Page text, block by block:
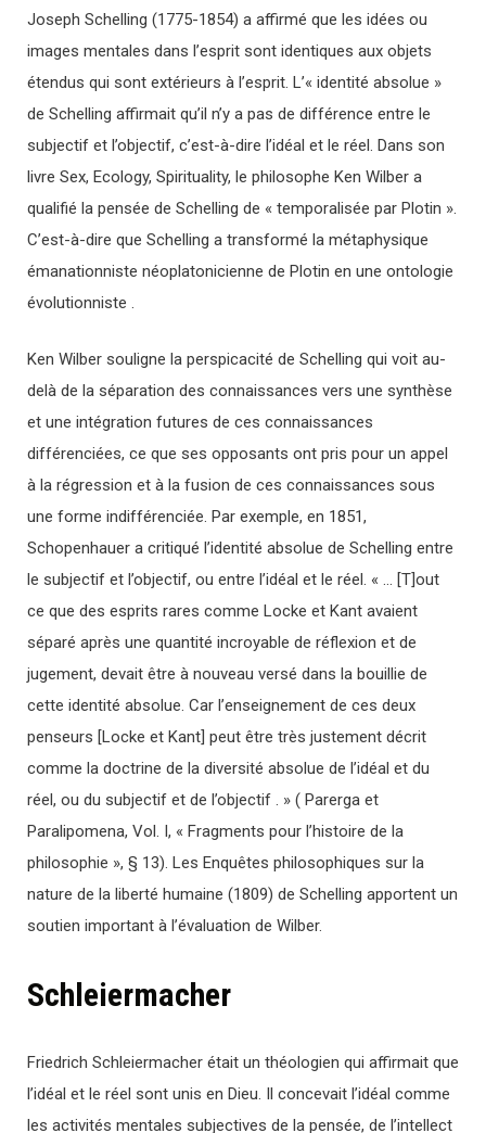
Joseph Schelling (1775-1854) a affirmé que les idées ou
images mentales dans l’esprit sont identiques aux objets
étendus qui sont extérieurs à l’esprit. L’« identité absolue »
de Schelling affirmait qu’il n’y a pas de différence entre le
subjectif et l’objectif, c’est-à-dire l’idéal et le réel. Dans son
livre Sex, Ecology, Spirituality, le philosophe Ken Wilber a
qualifié la pensée de Schelling de « temporalisée par Plotin ».
C’est-à-dire que Schelling a transformé la métaphysique
émanationniste néoplatonicienne de Plotin en une ontologie
évolutionniste .
Ken Wilber souligne la perspicacité de Schelling qui voit au-
delà de la séparation des connaissances vers une synthèse
et une intégration futures de ces connaissances
différenciées, ce que ses opposants ont pris pour un appel
à la régression et à la fusion de ces connaissances sous
une forme indifférenciée. Par exemple, en 1851,
Schopenhauer a critiqué l’identité absolue de Schelling entre
le subjectif et l’objectif, ou entre l’idéal et le réel. « … [T]out
ce que des esprits rares comme Locke et Kant avaient
séparé après une quantité incroyable de réflexion et de
jugement, devait être à nouveau versé dans la bouillie de
cette identité absolue. Car l’enseignement de ces deux
penseurs [Locke et Kant] peut être très justement décrit
comme la doctrine de la diversité absolue de l’idéal et du
réel, ou du subjectif et de l’objectif . » ( Parerga et
Paralipomena, Vol. I, « Fragments pour l’histoire de la
philosophie », § 13). Les Enquêtes philosophiques sur la
nature de la liberté humaine (1809) de Schelling apportent un
soutien important à l’évaluation de Wilber.
Schleiermacher
Friedrich Schleiermacher était un théologien qui affirmait que
l’idéal et le réel sont unis en Dieu. Il concevait l’idéal comme
les activités mentales subjectives de la pensée, de l’intellect